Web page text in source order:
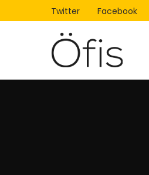
Twitter Facebook